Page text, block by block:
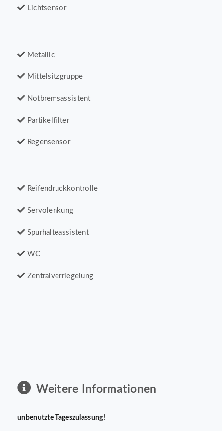
Lichtsensor
Metallic
Mittelsitzgruppe
Notbremsassistent
Partikelfilter
Regensensor
Reifendruckkontrolle
Servolenkung
Spurhalteassistent
WC
Zentralverriegelung
Weitere Informationen
unbenutzte Tageszulassung!